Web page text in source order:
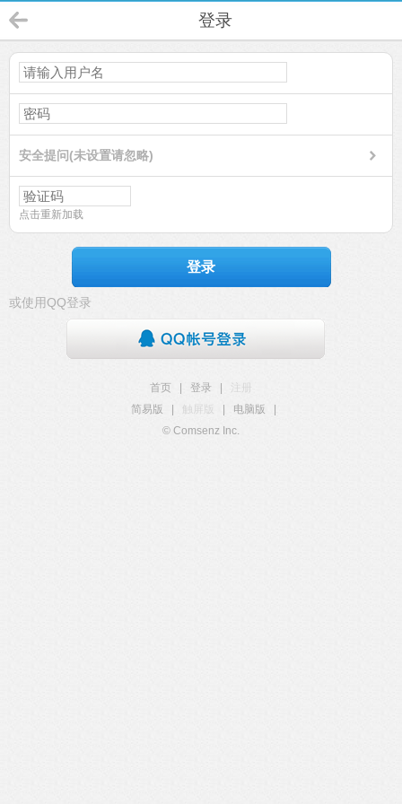
登录
安全提问(未设置请忽略)
点击重新加载
登录
或使用QQ登录
首页 登录
注册
简易版
触屏版 电脑版
© Comsenz Inc.